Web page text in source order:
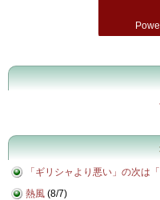
「ギリシャより悪い」の次は
熱風 (8/7)